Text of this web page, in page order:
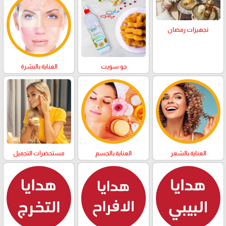
تجهيزات رمضان
جو سويت العناية بالبشرة
العناية بالشعر العناية بالجسم مستحضرات التجميل